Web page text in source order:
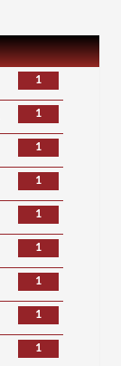
1
1
1
1
1
1
1
1
1